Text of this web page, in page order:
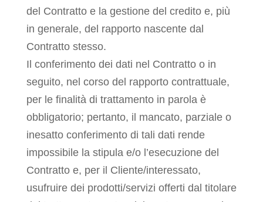
del Contratto e la gestione del credito e, più
in generale, del rapporto nascente dal
Contratto stesso.
Il conferimento dei dati nel Contratto o in
seguito, nel corso del rapporto contrattuale,
per le finalità di trattamento in parola è
obbligatorio; pertanto, il mancato, parziale o
inesatto conferimento di tali dati rende
impossibile la stipula e/o l’esecuzione del
Contratto e, per il Cliente/interessato,
usufruire dei prodotti/servizi offerti dal titolare